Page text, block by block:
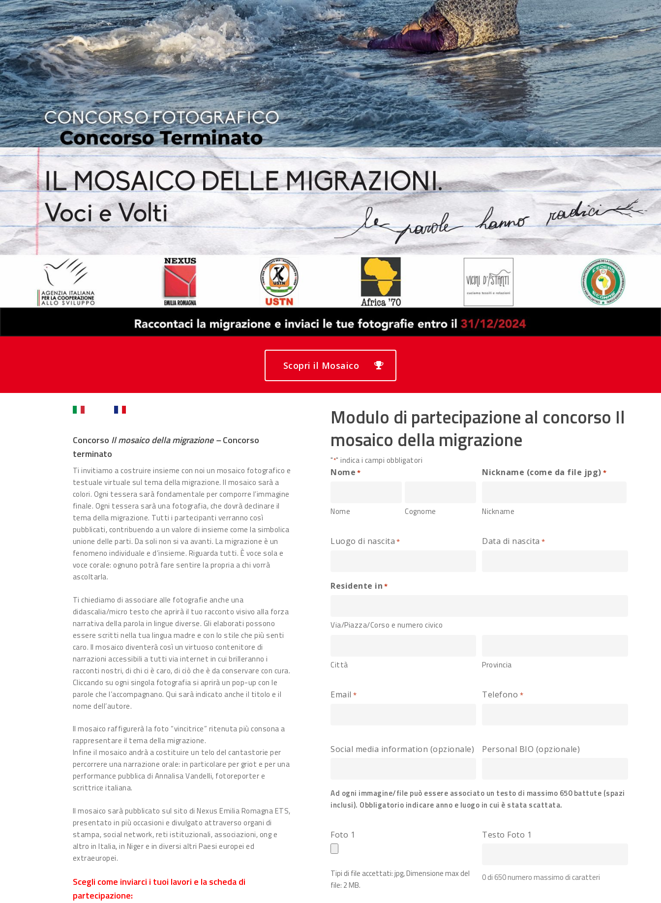
Hit enter to search or ESC to close
Scopri il Mosaico
Concorso Il mosaico della migrazione –Concorso
terminato
Ti invitiamo a costruire insieme con noi un mosaico fotografico e
testuale virtuale sul tema della migrazione. Il mosaico sarà a
colori. Ogni tessera sarà fondamentale per comporre l’immagine
finale. Ogni tessera sarà una fotografia, che dovrà declinare il
tema della migrazione. Tutti i partecipanti verranno così
pubblicati, contribuendo a un valore di insieme come la simbolica
unione delle parti. Da soli non si va avanti. La migrazione è un
fenomeno individuale e d’insieme. Riguarda tutti. È voce sola e
voce corale: ognuno potrà fare sentire la propria a chi vorrà
ascoltarla.
Ti chiediamo di associare alle fotografie anche una
didascalia/micro testo che aprirà il tuo racconto visivo alla forza
narrativa della parola in lingue diverse. Gli elaborati possono
essere scritti nella tua lingua madre e con lo stile che più senti
caro. Il mosaico diventerà così un virtuoso contenitore di
narrazioni accessibili a tutti via internet in cui brilleranno i
racconti nostri, di chi ci è caro, di ciò che è da conservare con cura.
Cliccando su ogni singola fotografia si aprirà un pop-up con le
parole che l’accompagnano. Qui sarà indicato anche il titolo e il
nome dell’autore.
Il mosaico raffigurerà la foto “vincitrice” ritenuta più consona a
rappresentare il tema della migrazione.
Infine il mosaico andrà a costituire un telo del cantastorie per
percorrere una narrazione orale: in particolare per griot e per una
performance pubblica di Annalisa Vandelli, fotoreporter e
scrittrice italiana.
Il mosaico sarà pubblicato sul sito di Nexus Emilia Romagna ETS,
presentato in più occasioni e divulgato attraverso organi di
stampa, social network, reti istituzionali, associazioni, ong e
altro in Italia, in Niger e in diversi altri Paesi europei ed
extraeuropei.
Scegli come inviarci i tuoi lavori e la scheda di
partecipazione:
Modulo di partecipazione al concorso Il
mosaico della migrazione
"*" indica i campi obbligatori
Nome *
Nome Cognome
Nickname (come da file jpg) *
Nickname
Luogo di nascita * Data di nascita *
Residente in *
Via/Piazza/Corso e numero civico
Città Provincia
Email * Telefono *
Social media information (opzionale) Personal BIO (opzionale)
Ad ogni immagine/file può essere associato un testo di massimo 650 battute (spazi
inclusi). Obbligatorio indicare anno e luogo in cui è stata scattata.
Foto 1
Tipi di file accettati: jpg, Dimensione max del
file: 2 MB.
Testo Foto 1
0 di 650 numero massimo di caratteri